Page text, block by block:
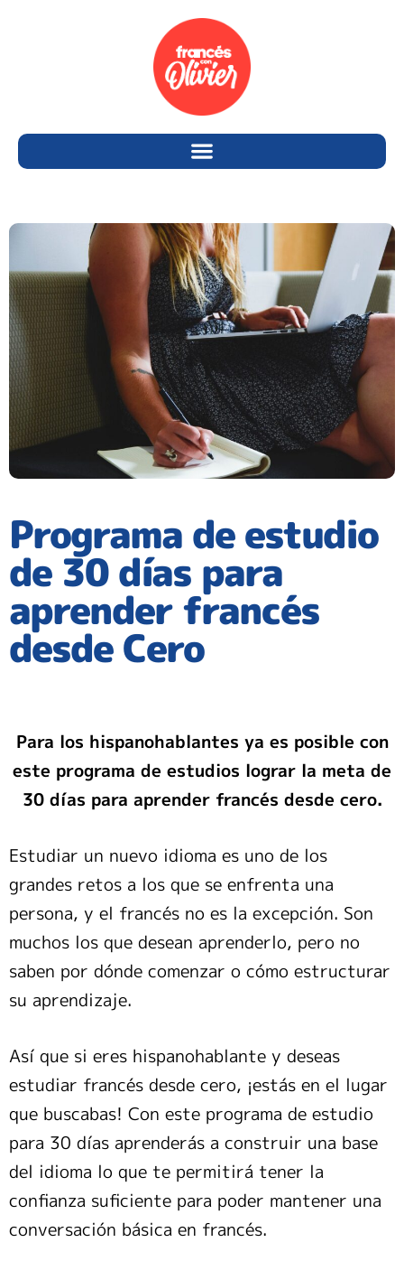
Programa de estudio
de 30 días para
aprender francés
desde Cero
Para los hispanohablantes ya es posible con
este programa de estudios lograr la meta de
30 días para aprender francés desde cero.
Estudiar un nuevo idioma es uno de los
grandes retos a los que se enfrenta una
persona, y el francés no es la excepción. Son
muchos los que desean aprenderlo, pero no
saben por dónde comenzar o cómo estructurar
su aprendizaje.
Así que si eres hispanohablante y deseas
estudiar francés desde cero, ¡estás en el lugar
que buscabas! Con este programa de estudio
para 30 días aprenderás a construir una base
del idioma lo que te permitirá tener la
confianza suficiente para poder mantener una
conversación básica en francés.